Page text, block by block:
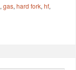
,gas,hard fork,hf,